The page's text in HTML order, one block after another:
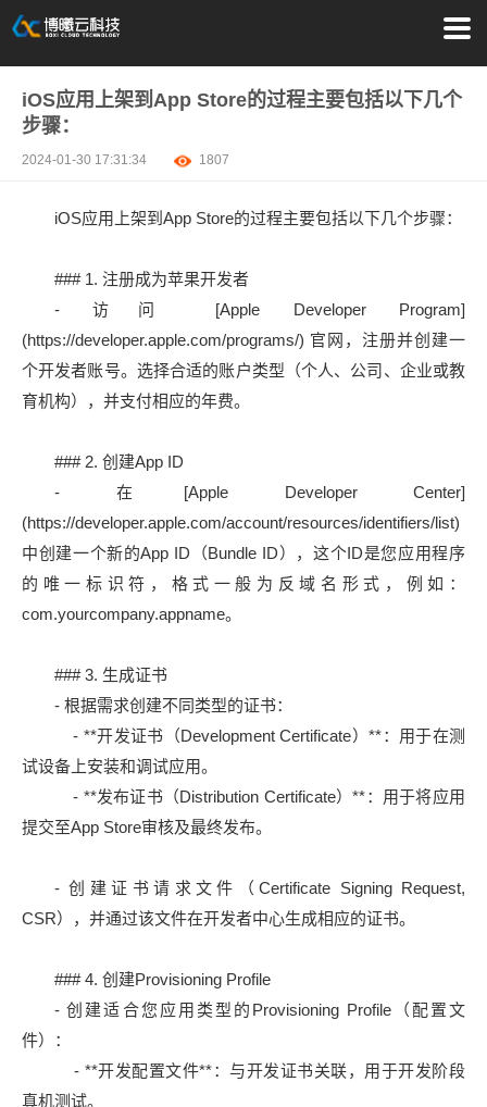
iOS应用上架到App Store的过程主要包括以下几个
步骤：
2024-01-30 17:31:34 1807
iOS应用上架到App Store的过程主要包括以下几个步骤：
### 1. 注册成为苹果开发者
- 访问 [Apple Developer Program]
(https://developer.apple.com/programs/) 官网，注册并创建一
个开发者账号。选择合适的账户类型（个人、公司、企业或教
育机构），并支付相应的年费。
### 2. 创建App ID
- 在[Apple Developer Center]
(https://developer.apple.com/account/resources/identifiers/list)
中创建一个新的App ID（Bundle ID），这个ID是您应用程序
的唯一标识符，格式一般为反域名形式，例如：
com.yourcompany.appname。
### 3. 生成证书
- 根据需求创建不同类型的证书：
- **开发证书（Development Certificate）**：用于在测
试设备上安装和调试应用。
- **发布证书（Distribution Certificate）**：用于将应用
提交至App Store审核及最终发布。
- 创建证书请求文件（Certificate Signing Request,
CSR），并通过该文件在开发者中心生成相应的证书。
### 4. 创建Provisioning Profile
- 创建适合您应用类型的Provisioning Profile（配置文
件）：
- **开发配置文件**：与开发证书关联，用于开发阶段
真机测试。